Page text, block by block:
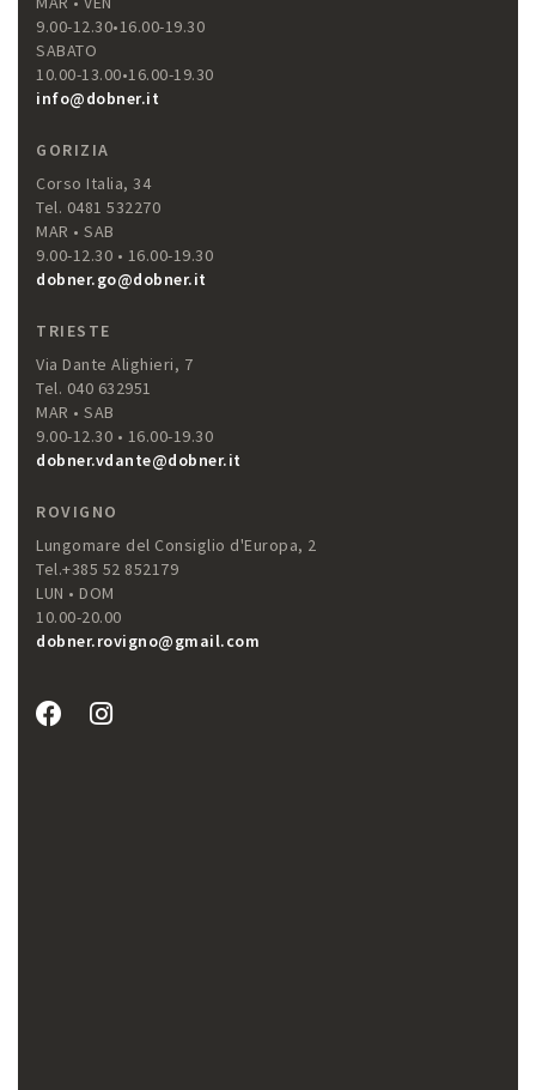
9.00-12.30•16.00-19.30
SABATO
10.00-13.00•16.00-19.30
info@dobner.it
GORIZIA
Corso Italia, 34
Tel. 0481 532270
MAR • SAB
9.00-12.30 • 16.00-19.30
dobner.go@dobner.it
TRIESTE
Via Dante Alighieri, 7
Tel. 040 632951
MAR • SAB
9.00-12.30 • 16.00-19.30
dobner.vdante@dobner.it
ROVIGNO
Lungomare del Consiglio d'Europa, 2
Tel.+385 52 852179
LUN • DOM
10.00-20.00
dobner.rovigno@gmail.com